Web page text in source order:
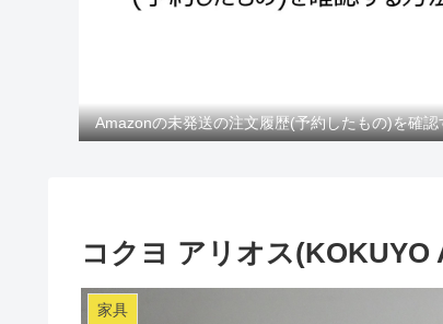
Amazonの未発送の注文履歴(予約したもの)を確認
コクヨ アリオス(KOKUYO
家具